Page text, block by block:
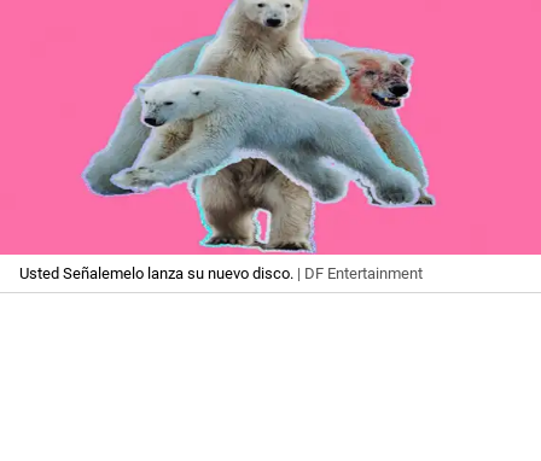
Usted Señalemelo lanza su nuevo disco. | DF Entertainment